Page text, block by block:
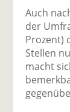
Auch
der
Prozent)
Stellen
macht